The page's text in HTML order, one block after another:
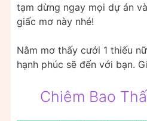
tạm dừng ngay mọi dự án
giấc mơ này nhé!
Nằm mơ thấy cưới 1 thiếu
hạnh phúc sẽ đến với bạn.
Chiêm Bao